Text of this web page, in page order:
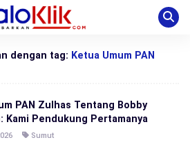
dengan tag: Ketua Umum PAN
PAN Zulhas Tentang Bobby
Kami Pendukung Pertamanya
Sumut